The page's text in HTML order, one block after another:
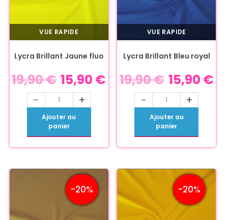
VUE RAPIDE
Lycra Brillant Jaune fluo
19,90€ 15,90 €
- +
Ajouter au
panier
VUE RAPIDE
Lycra Brillant Bleu royal
19,90€ 15,90 €
- +
Ajouter au
panier
-20% -20%